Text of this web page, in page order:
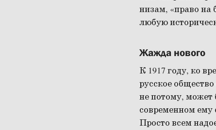
низам, «право на
любую
Жажда нового
К 1917 году, ко
русское
не потому, может
современном ему
Просто всем